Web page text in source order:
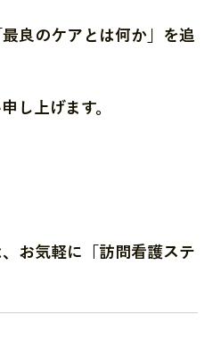
良のケアとは何か」を追
し上げます。
お気軽に「訪問看護ステ